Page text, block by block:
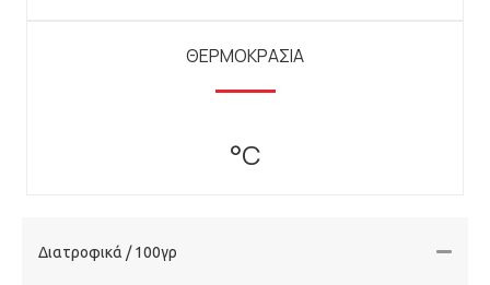
ΘΕΡΜΟΚΡΑΣΙΑ
°C
Διατροφικά / 100γρ